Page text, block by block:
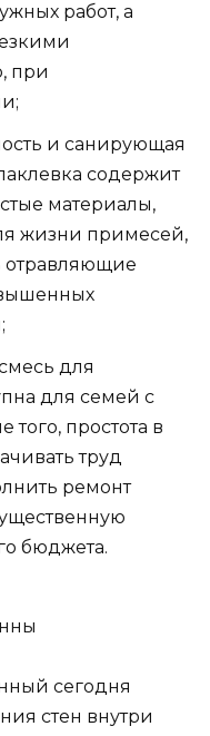
работ, а
при
и санирующая
содержит
материалы,
жизни примесей,
отравляющие
для
для семей с
простота в
труд
ремонт
бюджета.
сегодня
стен внутри